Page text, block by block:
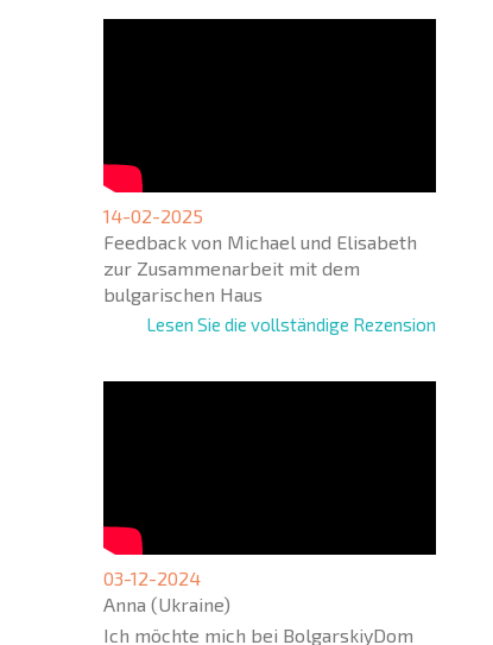
14-02-2025
Feedback von Michael und Elisabeth
zur Zusammenarbeit mit dem
bulgarischen Haus
Lesen Sie die vollständige Rezension
03-12-2024
Anna (Ukraine)
Ich möchte mich bei BolgarskiyDom